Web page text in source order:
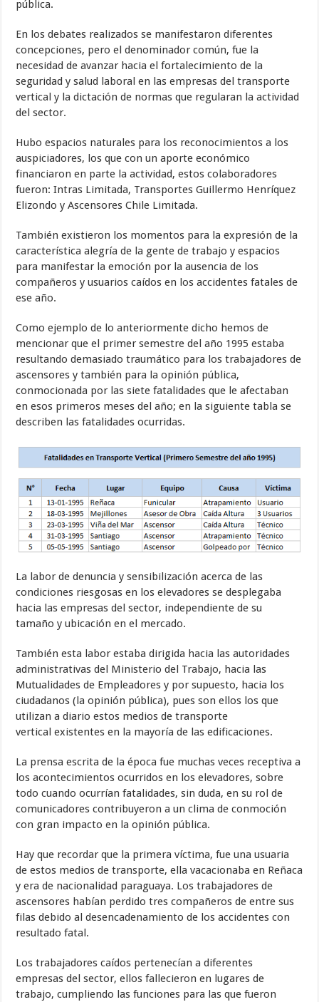
pública.
En los debates realizados se manifestaron diferentes
concepciones, pero el denominador común, fue la
necesidad de avanzar hacia el fortalecimiento de la
seguridad y salud laboral en las empresas del transporte
vertical y la dictación de normas que regularan la actividad
del sector.
Hubo espacios naturales para los reconocimientos a los
auspiciadores, los que con un aporte económico
financiaron en parte la actividad, estos colaboradores
fueron: Intras Limitada, Transportes Guillermo Henríquez
Elizondo y Ascensores Chile Limitada.
También existieron los momentos para la expresión de la
característica alegría de la gente de trabajo y espacios
para manifestar la emoción por la ausencia de los
compañeros y usuarios caídos en los accidentes fatales de
ese año.
Como ejemplo de lo anteriormente dicho hemos de
mencionar que el primer semestre del año 1995 estaba
resultando demasiado traumático para los trabajadores de
ascensores y también para la opinión pública,
conmocionada por las siete fatalidades que le afectaban
en esos primeros meses del año; en la siguiente tabla se
describen las fatalidades ocurridas.
La labor de denuncia y sensibilización acerca de las
condiciones riesgosas en los elevadores se desplegaba
hacia las empresas del sector, independiente de su
tamaño y ubicación en el mercado.
También esta labor estaba dirigida hacia las autoridades
administrativas del Ministerio del Trabajo, hacia las
Mutualidades de Empleadores y por supuesto, hacia los
ciudadanos (la opinión pública), pues son ellos los que
utilizan a diario estos medios de transporte
vertical existentes en la mayoría de las edificaciones.
La prensa escrita de la época fue muchas veces receptiva a
los acontecimientos ocurridos en los elevadores, sobre
todo cuando ocurrían fatalidades, sin duda, en su rol de
comunicadores contribuyeron a un clima de conmoción
con gran impacto en la opinión pública.
Hay que recordar que la primera víctima, fue una usuaria
de estos medios de transporte, ella vacacionaba en Reñaca
y era de nacionalidad paraguaya. Los trabajadores de
ascensores habían perdido tres compañeros de entre sus
filas debido al desencadenamiento de los accidentes con
resultado fatal.
Los trabajadores caídos pertenecían a diferentes
empresas del sector, ellos fallecieron en lugares de
trabajo, cumpliendo las funciones para las que fueron